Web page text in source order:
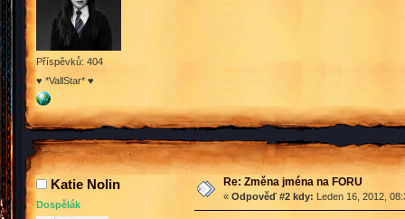
Příspěvků: 404
♥ *VallStar* ♥
Katie Nolin
Dospělák
Re: Změna jména na FORU
« Odpověď #2 kdy: Leden 16, 2012,